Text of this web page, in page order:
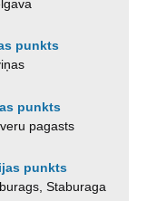
punkts
punkts
pagasts
punkts
Staburaga